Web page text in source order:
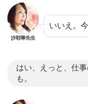
沙耶華先生
いいえ。
はい、えっと、仕
も。